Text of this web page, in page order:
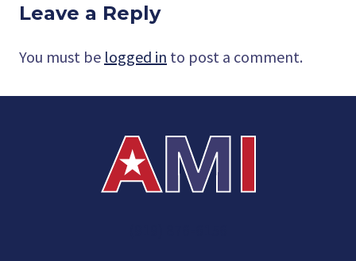
Leave a Reply
You must be logged in to post a comment.